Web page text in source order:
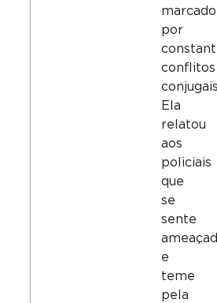
marcado
por
conflitos
Ela
relatou
aos
policiais
que
se
sente
e
teme
pela